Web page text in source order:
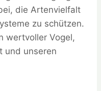
die Artenvielfalt
zu schützen.
wertvoller Vogel,
und unseren